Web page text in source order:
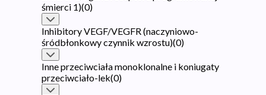
śmierci 1)(0)
Inhibitory VEGF/VEGFR (naczyniowo-
śródbłonkowy czynnik wzrostu)(0)
Inne przeciwciała monoklonalne i koniugaty
przeciwciało-lek(0)